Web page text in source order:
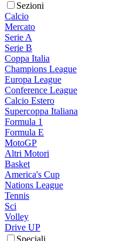
Sezioni
Calcio
Mercato
Serie A
Serie B
Coppa Italia
Champions League
Europa League
Conference League
Calcio Estero
Supercoppa Italiana
Formula 1
Formula E
MotoGP
Altri Motori
Basket
America's Cup
Nations League
Tennis
Sci
Volley
Drive UP